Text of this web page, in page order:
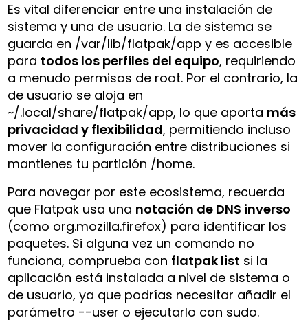
Es vital diferenciar entre una instalación de
sistema y una de usuario. La de sistema se
guarda en /var/lib/flatpak/app y es accesible
para todos los perfiles del equipo, requiriendo
a menudo permisos de root. Por el contrario, la
de usuario se aloja en
~/.local/share/flatpak/app, lo que aporta más
privacidad y flexibilidad, permitiendo incluso
mover la configuración entre distribuciones si
mantienes tu partición /home.
Para navegar por este ecosistema, recuerda
que Flatpak usa una notación de DNS inverso
(como org.mozilla.firefox) para identificar los
paquetes. Si alguna vez un comando no
funciona, comprueba con flatpak list si la
aplicación está instalada a nivel de sistema o
de usuario, ya que podrías necesitar añadir el
parámetro --user o ejecutarlo con sudo.